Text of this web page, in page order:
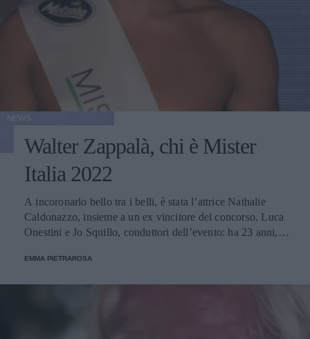
Walter Zappalà, chi è Mister
Italia 2022
A incoronarlo bello tra i belli, è stata l’attrice Nathalie
Caldonazzo, insieme a un ex vincitore del concorso, Luca
Onestini e Jo Squillo, conduttori dell’evento: ha 23 anni, è
EMMA PIETRAROSA